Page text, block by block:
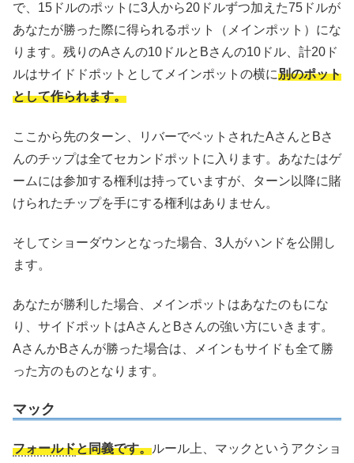
で、15ドルのポットに3人から20ドルずつ加えた75ドルが
あなたが勝った際に得られるポット（メインポット）にな
ります。残りのAさんの10ドルとBさんの10ドル、計20ド
ルはサイドドポットとしてメインポットの横に別のポット
として作られます。
ここから先のターン、リバーでベットされたAさんとBさ
んのチップは全てセカンドポットに入ります。あなたはゲ
ームには参加する権利は持っていますが、ターン以降に賭
けられたチップを手にする権利はありません。
そしてショーダウンとなった場合、3人がハンドを公開し
ます。
あなたが勝利した場合、メインポットはあなたのもにな
り、サイドポットはAさんとBさんの強い方にいきます。
AさんかBさんが勝った場合は、メインもサイドも全て勝
った方のものとなります。
マック
フォールドと同義です。ルール上、マックというアクショ